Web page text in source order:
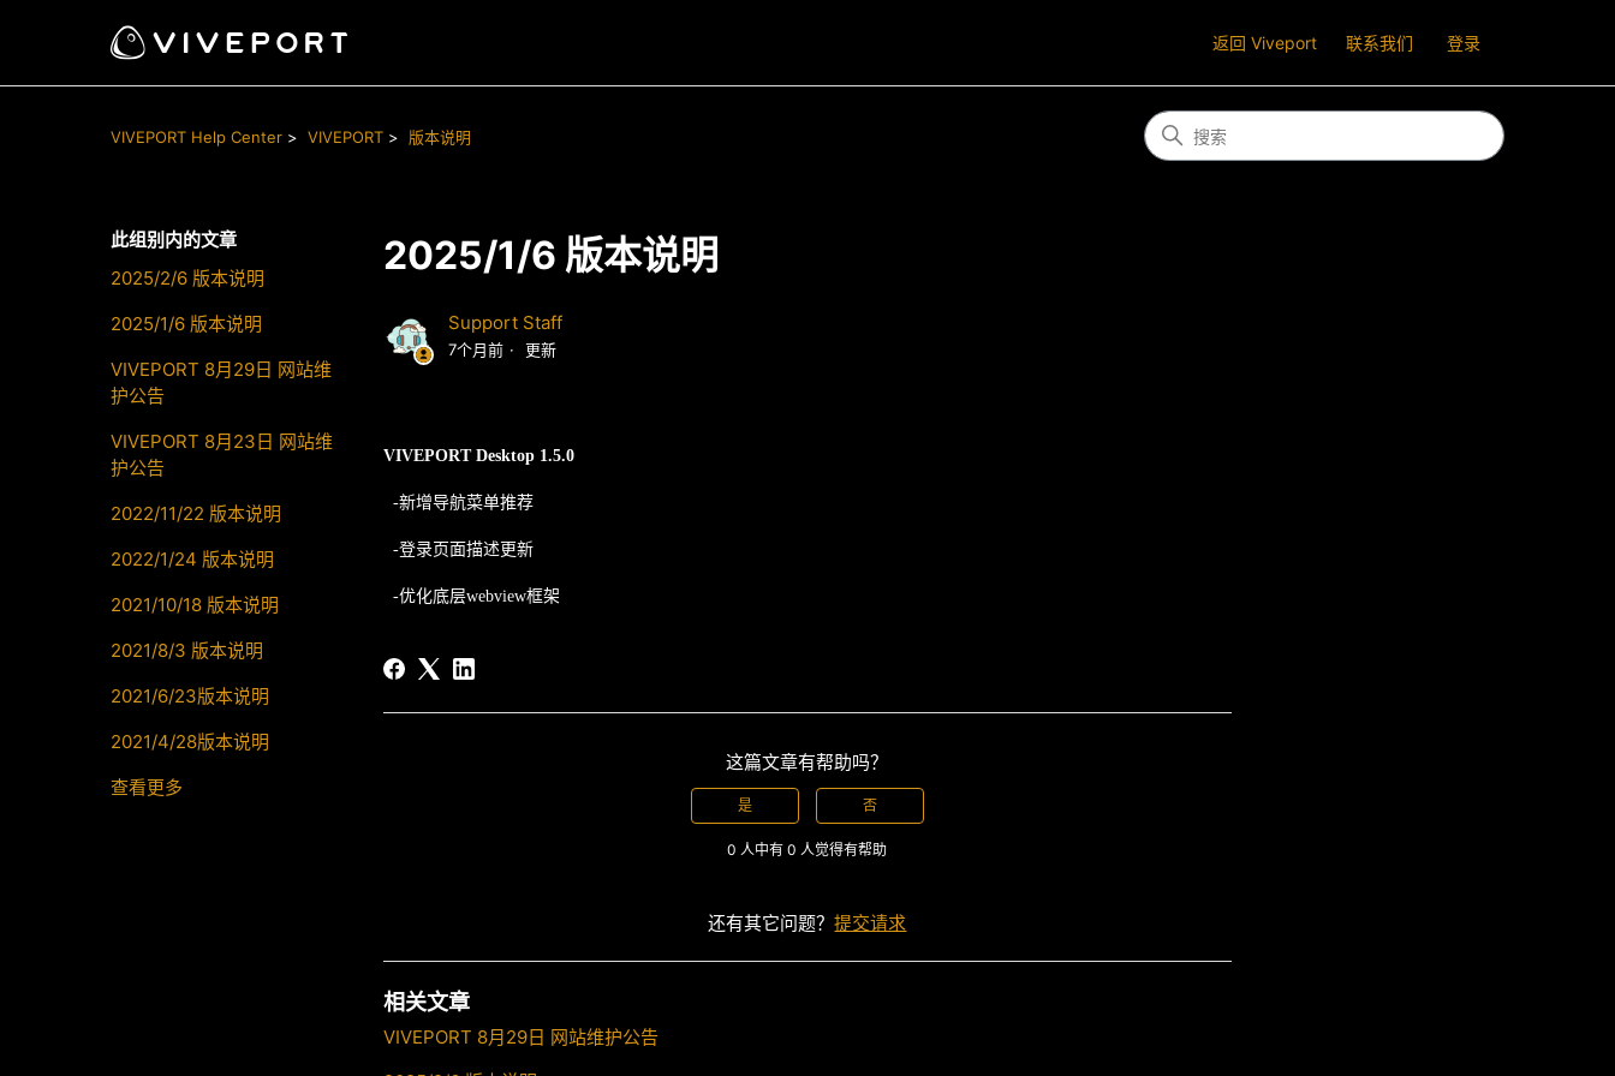
返回 Viveport 联系我们 登录
VIVEPORT Help Center VIVEPORT 版本说明
此组别内的文章
2025/2/6 版本说明
2025/1/6 版本说明
VIVEPORT 8月29日 网站维
护公告
VIVEPORT 8月23日 网站维
护公告
2022/11/22 版本说明
2022/1/24 版本说明
2021/10/18 版本说明
2021/8/3 版本说明
2021/6/23版本说明
2021/4/28版本说明
查看更多
2025/1/6 版本说明
Support Staff
7个月前 更新
VIVEPORT Desktop 1.5.0
-新增导航菜单推荐
-登录页面描述更新
-优化底层webview框架
这篇文章有帮助吗？
是 否
0 人中有 0 人觉得有帮助
还有其它问题？提交请求
相关文章
VIVEPORT 8月29日 网站维护公告